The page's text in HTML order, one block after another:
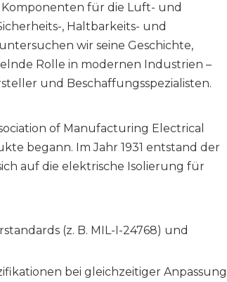
für die Luft- und
, Haltbarkeits- und
wir seine Geschichte,
Rolle in modernen Industrien –
und Beschaffungsspezialisten.
of Manufacturing Electrical
begann. Im Jahr 1931 entstand der
auf die elektrische Isolierung für
(z. B. MIL-I-24768) und
bei gleichzeitiger Anpassung